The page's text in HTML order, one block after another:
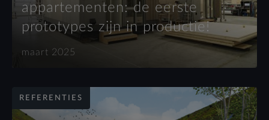
appartementen: de eerste
prototypes zijn in productie!
maart 2025
REFERENTIES